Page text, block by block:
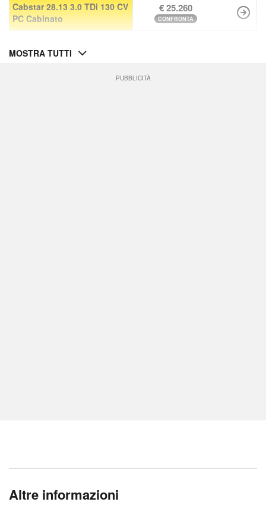
Cabstar 28.13 3.0 TDi 130 CV
PC Cabinato
€ 25.260
CONFRONTA
MOSTRA TUTTI
PUBBLICITÀ
Altre informazioni